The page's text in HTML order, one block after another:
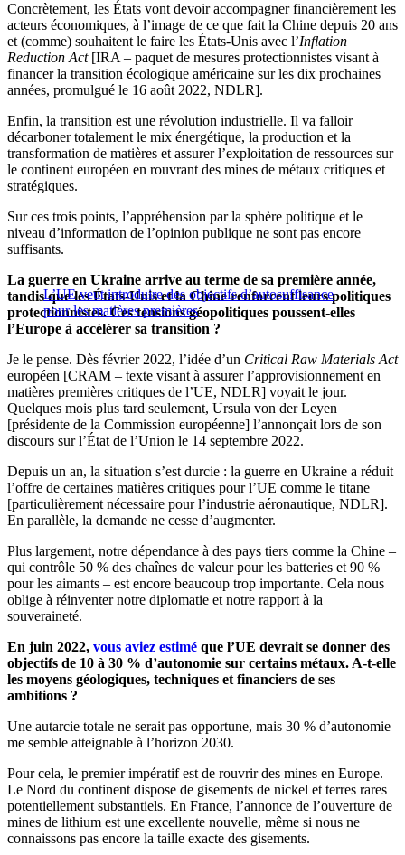
Concrètement, les États vont devoir accompagner financièrement les
acteurs économiques, à l’image de ce que fait la Chine depuis 20 ans
et (comme) souhaitent le faire les États-Unis avec l’Inflation
Reduction Act[IRA – paquet de mesures protectionnistes visant à
financer la transition écologique américaine sur les dix prochaines
années, promulgué le 16 août 2022, NDLR].
Enfin, la transition est une révolution industrielle. Il va falloir
décarboner totalement le mix énergétique, la production et la
transformation de matières et assurer l’exploitation de ressources sur
le continent européen en rouvrant des mines de métaux critiques et
stratégiques.
Sur ces trois points, l’appréhension par la sphère politique et le
niveau d’information de l’opinion publique ne sont pas encore
suffisants.
L’UE veut introduire des objectifs d’autosuffisance
pour les matières premières
La guerre en Ukraine arrive au terme de sa première année,
tandis que les États-Unis et la Chine renforcent leurs politiques
protectionnistes. Ces tensions géopolitiques poussent-elles
l’Europe à accélérer sa transition ?
Je le pense. Dès février 2022, l’idée d’un Critical Raw Materials Act
européen [CRAM – texte visant à assurer l’approvisionnement en
matières premières critiques de l’UE, NDLR] voyait le jour.
Quelques mois plus tard seulement, Ursula von der Leyen
[présidente de la Commission européenne] l’annonçait lors de son
discours sur l’État de l’Union le 14 septembre 2022.
Depuis un an, la situation s’est durcie : la guerre en Ukraine a réduit
l’offre de certaines matières critiques pour l’UE comme le titane
[particulièrement nécessaire pour l’industrie aéronautique, NDLR].
En parallèle, la demande ne cesse d’augmenter.
Plus largement, notre dépendance à des pays tiers comme la Chine –
qui contrôle 50 % des chaînes de valeur pour les batteries et 90 %
pour les aimants – est encore beaucoup trop importante. Cela nous
oblige à réinventer notre diplomatie et notre rapport à la
souveraineté.
En juin 2022, vous aviez estimé que l’UE devrait se donner des
objectifs de 10 à 30 % d’autonomie sur certains métaux. A-t-elle
les moyens géologiques, techniques et financiers de ses
ambitions ?
Une autarcie totale ne serait pas opportune, mais 30 % d’autonomie
me semble atteignable à l’horizon 2030.
Pour cela, le premier impératif est de rouvrir des mines en Europe.
Le Nord du continent dispose de gisements de nickel et terres rares
potentiellement substantiels. En France, l’annonce de l’ouverture de
mines de lithium est une excellente nouvelle, même si nous ne
connaissons pas encore la taille exacte des gisements.